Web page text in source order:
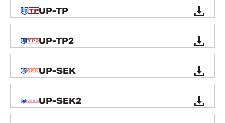
UP-TP
UP-TP2
UP-SEK
UP-SEK2